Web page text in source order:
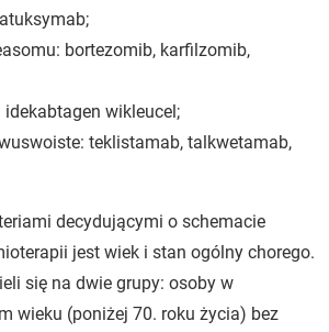
bortezomib, karfilzomib,
idekabtagen wikleucel;
teklistamab, talkwetamab,
decydującymi o schemacie
jest wiek i stan ogólny chorego.
się na dwie grupy: osoby w
wieku (poniżej 70. roku życia) bez